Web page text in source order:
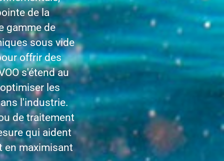
de la
gamme de
sous vide
offrir des
s'étend au
les
l'industrie.
de traitement
qui aident
en maximisant